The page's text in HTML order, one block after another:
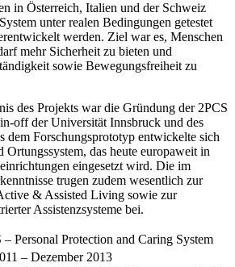
in Österreich, Italien und der Schweiz
unter realen Bedingungen getestet
werden. Ziel war es, Menschen
mehr Sicherheit zu bieten und
sowie Bewegungsfreiheit zu
des Projekts war die Gründung der 2PCS
off der Universität Innsbruck und des
dem Forschungsprototyp entwickelte sich
das heute europaweit in
eingesetzt wird. Die im
trugen zudem wesentlich zur
& Assisted Living sowie zur
Assistenzsysteme bei.
– Personal Protection and Caring System
– Dezember 2013